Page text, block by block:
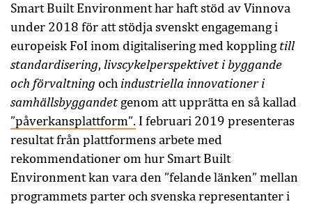
Smart Built Environment har haft stöd av Vinnova
under 2018 för att stödja svenskt engagemang i
europeisk FoI inom digitalisering med kopplingtill
standardisering, livscykelperspektivet i byggande
och förvaltning och industriella innovationer i
samhällsbyggandetgenom att upprätta en så kallad
”påverkansplattform”. I februari 2019 presenteras
resultat från plattformens arbete med
rekommendationer om hur Smart Built
Environment kan vara den ”felande länken” mellan
programmets parter och svenska representanter i